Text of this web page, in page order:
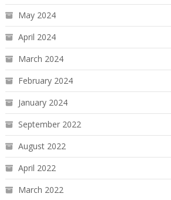
May 2024
April 2024
March 2024
February 2024
January 2024
September 2022
August 2022
April 2022
March 2022